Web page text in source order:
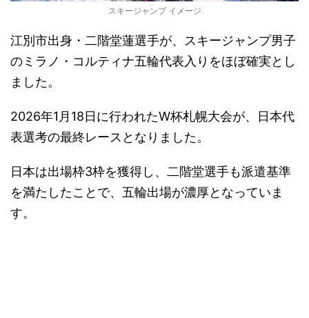
スキージャンプ イメージ
江別市出身・二階堂蓮選手が、スキージャンプ男子
のミラノ・コルティナ五輪代表入りをほぼ確実とし
ました。
2026年1月18日に行われたW杯札幌大会が、日本代
表選考の最終レースとなりました。
日本は出場枠3枠を獲得し、二階堂選手も派遣基準
を満たしたことで、五輪出場が濃厚となっていま
す。